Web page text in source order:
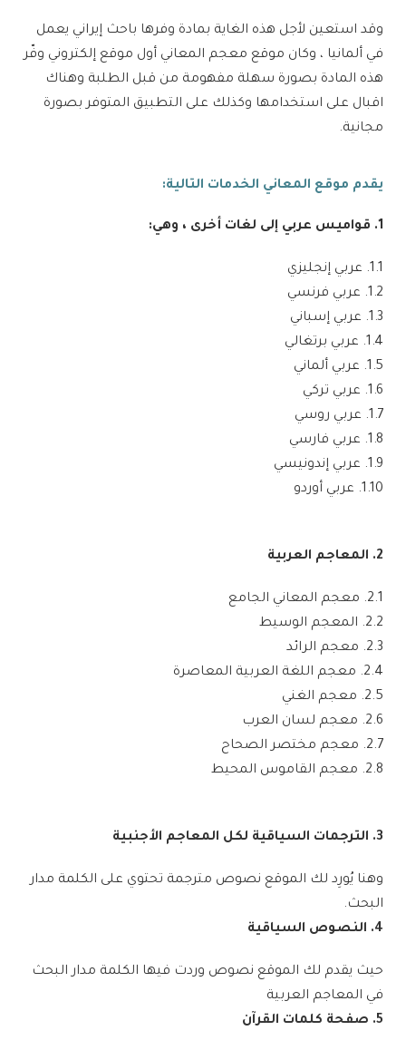
وقد استعين لأجل هذه الغاية بمادة وفرها باحث إيراني يعمل
في ألمانيا ، وكان موقع معجم المعاني أول موقع إلكتروني وفّر
هذه المادة بصورة سهلة مفهومة من قبل الطلبة وهناك
اقبال على استخدامها وكذلك على التطبيق المتوفر بصورة
مجانية.
يقدم موقع المعاني الخدمات التالية:
1. قواميس عربي إلى لغات أخرى ، وهي:
1.1. عربي إنجليزي
1.2. عربي فرنسي
1.3. عربي إسباني
1.4. عربي برتغالي
1.5. عربي ألماني
1.6. عربي تركي
1.7. عربي روسي
1.8. عربي فارسي
1.9. عربي إندونيسي
1.10. عربي أوردو
2. المعاجم العربية
2.1. معجم المعاني الجامع
2.2. المعجم الوسيط
2.3. معجم الرائد
2.4. معجم اللغة العربية المعاصرة
2.5. معجم الغني
2.6. معجم لسان العرب
2.7. معجم مختصر الصحاح
2.8. معجم القاموس المحيط
3. الترجمات السياقية لكل المعاجم الأجنبية
وهنا يُورِد لك الموقع نصوص مترجمة تحتوي على الكلمة مدار
البحث.
4. النصوص السياقية
حيث يقدم لك الموقع نصوص وردت فيها الكلمة مدار البحث
في المعاجم العربية
5. صفحة كلمات القرآن